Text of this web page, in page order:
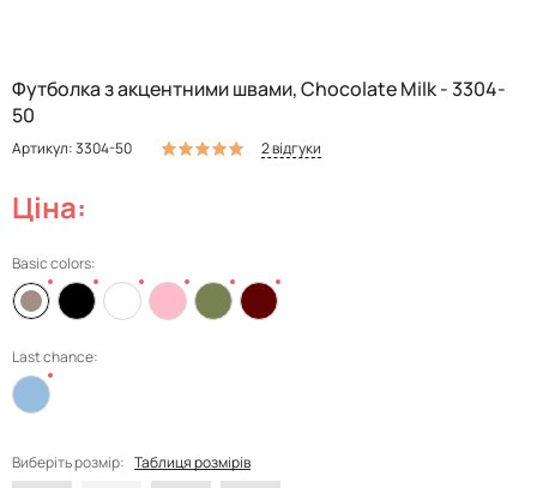
Футболка з акцентними швами, Chocolate Milk - 3304-
50
Артикул: 3304-50 2 відгуки
Ціна:
Basic colors:
Last chance:
Виберіть розмір: Таблиця розмірів